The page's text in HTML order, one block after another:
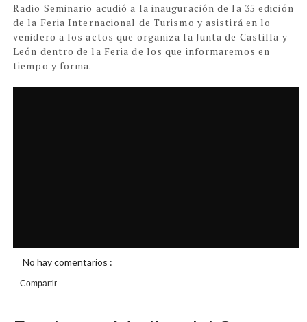
Radio Seminario acudió a la inauguración de la 35 edición
de la Feria Internacional de Turismo y asistirá en lo
venidero a los actos que organiza la Junta de Castilla y
León dentro de la Feria de los que informaremos en
tiempo y forma.
No hay comentarios :
Compartir